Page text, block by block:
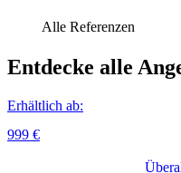
Alle Referenzen
Ent­decke alle
Erhältlich ab:
999 €